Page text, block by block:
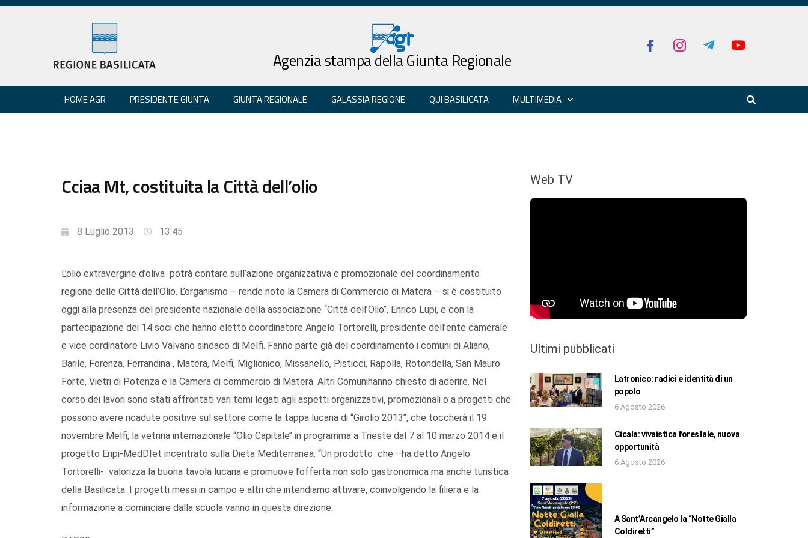
Agenzia stampa della Giunta Regionale
HOME AGR PRESIDENTE GIUNTA GIUNTA REGIONALE GALASSIA REGIONE QUI BASILICATA MULTIMEDIA
Cciaa Mt, costituita la Città dell’olio
8 Luglio 2013 13:45
L’olio extravergine d’oliva potrà contare sull’azione organizzativa e promozionale del coordinamento
regione delle Città dell’Olio. L’organismo – rende noto la Camera di Commercio di Matera – si è costituito
oggi alla presenza del presidente nazionale della associazione “Città dell’Olio’’, Enrico Lupi, e con la
partecipazione dei 14 soci che hanno eletto coordinatore Angelo Tortorelli, presidente dell’ente camerale
e vice cordinatore Livio Valvano sindaco di Melfi. Fanno parte già del coordinamento i comuni di Aliano,
Barile, Forenza, Ferrandina , Matera, Melfi, Miglionico, Missanello, Pisticci, Rapolla, Rotondella, San Mauro
Forte, Vietri di Potenza e la Camera di commercio di Matera. Altri Comunihanno chiesto di aderire. Nel
corso dei lavori sono stati affrontati vari temi legati agli aspetti organizzativi, promozionali o a progetti che
possono avere ricadute positive sul settore come la tappa lucana di “Girolio 2013’’, che toccherà il 19
novembre Melfi, la vetrina internazionale “Olio Capitale’’ in programma a Trieste dal 7 al 10 marzo 2014 e il
progetto Enpi-MedDIet incentrato sulla Dieta Mediterranea. “Un prodotto che –ha detto Angelo
Tortorelli- valorizza la buona tavola lucana e promuove l’offerta non solo gastronomica ma anche turistica
della Basilicata. I progetti messi in campo e altri che intendiamo attivare, coinvolgendo la filiera e la
informazione a cominciare dalla scuola vanno in questa direzione.
Web TV
Ultimi pubblicati
Latronico: radici e identità di un
popolo
6 Agosto 2026
Cicala: vivaistica forestale, nuova
opportunità
6 Agosto 2026
A Sant’Arcangelo la “Notte Gialla
Coldiretti”